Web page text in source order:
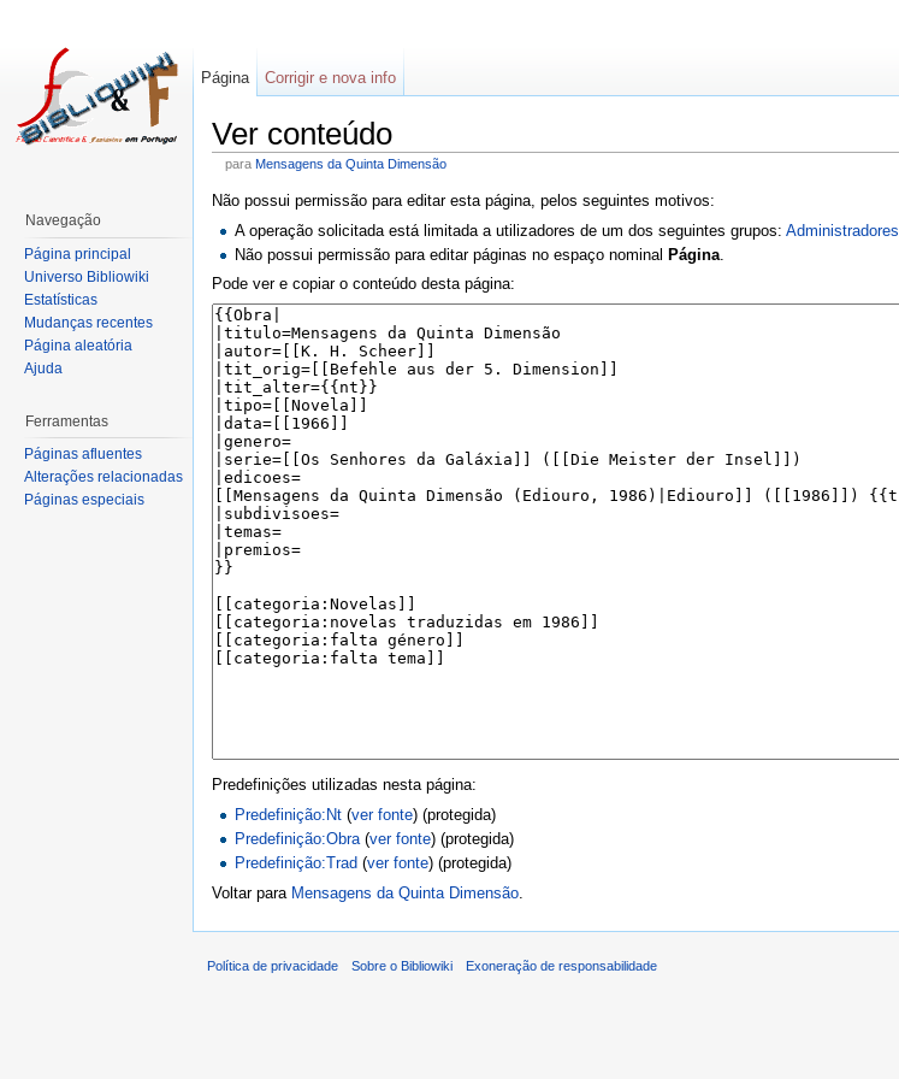
Ver conteúdo
para Mensagens da Quinta Dimensão
Não possui permissão para editar esta página, pelos seguintes motivos:
A operação solicitada está limitada a utilizadores de um dos seguintes grupos:Administradores
Não possui permissão para editar páginas no espaço nominal Página.
Pode ver e copiar o conteúdo desta página:
Predefinições utilizadas nesta página:
Predefinição:Nt (ver fonte) (protegida)
Predefinição:Obra(ver fonte) (protegida)
Predefinição:Trad (ver fonte) (protegida)
Voltar para Mensagens da Quinta Dimensão
Página Corrigir e nova info
Navegação
Página principal
Universo Bibliowiki
Estatísticas
Mudanças recentes
Página aleatória
Ajuda
Ferramentas
Páginas afluentes
Alterações relacionadas
Páginas especiais
Política de privacidade Sobre o Bibliowiki Exoneração de responsabilidade